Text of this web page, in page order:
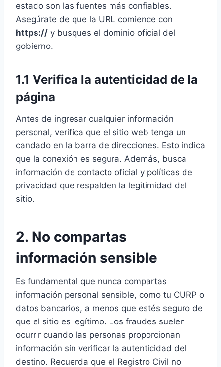
estado son las fuentes más confiables.
Asegúrate de que la URL comience con
https:// y busques el dominio oficial del
gobierno.
1.1 Verifica la autenticidad de la
página
Antes de ingresar cualquier información
personal, verifica que el sitio web tenga un
candado en la barra de direcciones. Esto indica
que la conexión es segura. Además, busca
información de contacto oficial y políticas de
privacidad que respalden la legitimidad del
sitio.
2. No compartas
información sensible
Es fundamental que nunca compartas
información personal sensible, como tu CURP o
datos bancarios, a menos que estés seguro de
que el sitio es legítimo. Los fraudes suelen
ocurrir cuando las personas proporcionan
información sin verificar la autenticidad del
destino. Recuerda que el Registro Civil no